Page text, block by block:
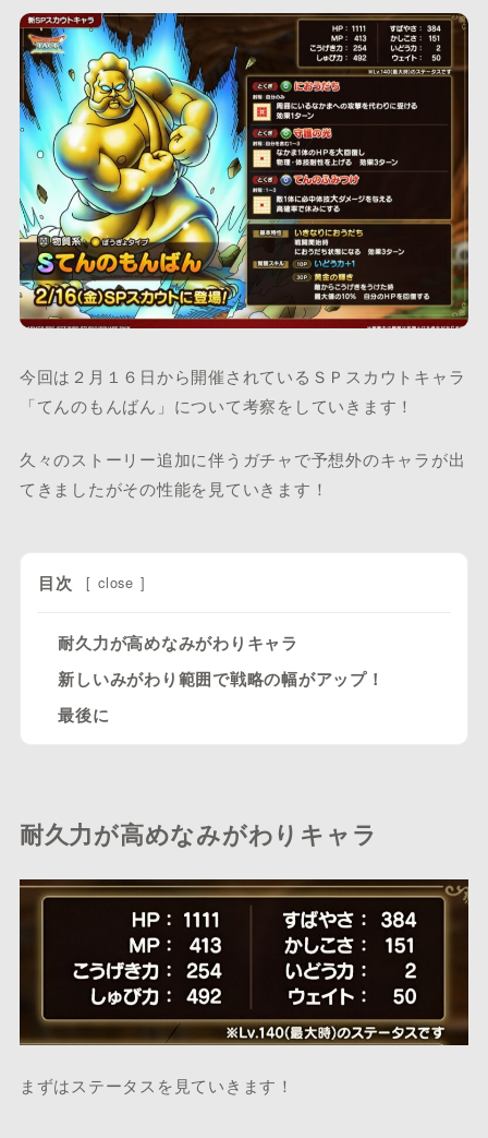
今回は２月１６日から開催されているＳＰスカウトキャラ
「てんのもんばん」について考察をしていきます！
久々のストーリー追加に伴うガチャで予想外のキャラが出
てきましたがその性能を見ていきます！
目次 [ close ]
耐久力が高めなみがわりキャラ
新しいみがわり範囲で戦略の幅がアップ！
最後に
耐久力が高めなみがわりキャラ
まずはステータスを見ていきます！